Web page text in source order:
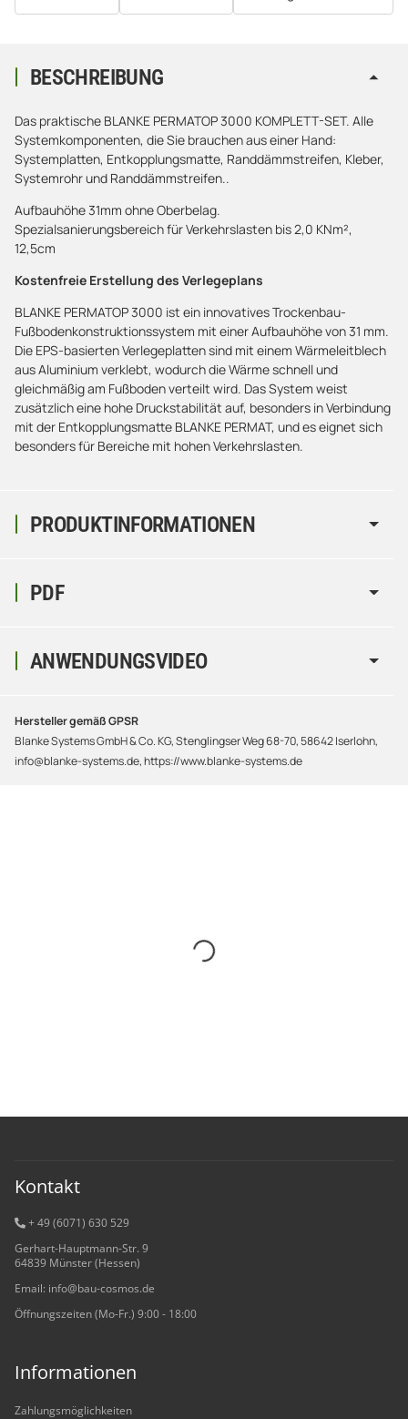
PRODUKTINFORMATIONEN
BESCHREIBUNG
Das praktische BLANKE PERMATOP 3000 KOMPLETT-SET. Alle
Systemkomponenten, die Sie brauchen aus einer Hand:
Systemplatten, Entkopplungsmatte, Randdämmstreifen, Kleber,
Systemrohr und Randdämmstreifen..
Aufbauhöhe 31mm ohne Oberbelag.
Spezialsanierungsbereich für Verkehrslasten bis 2,0 KNm²,
12,5cm
Kostenfreie Erstellung des Verlegeplans
BLANKE PERMATOP 3000 ist ein innovatives Trockenbau-
Fußbodenkonstruktionssystem mit einer Aufbauhöhe von 31 mm.
Die EPS-basierten Verlegeplatten sind mit einem Wärmeleitblech
aus Aluminium verklebt, wodurch die Wärme schnell und
gleichmäßig am Fußboden verteilt wird. Das System weist
zusätzlich eine hohe Druckstabilität auf, besonders in Verbindung
mit der Entkopplungsmatte BLANKE PERMAT, und es eignet sich
besonders für Bereiche mit hohen Verkehrslasten.
PDF
ANWENDUNGSVIDEO
Hersteller gemäß GPSR
Blanke Systems GmbH & Co. KG, Stenglingser Weg 68-70, 58642 Iserlohn,
info@blanke-systems.de, https://www.blanke-systems.de
Kontakt
+ 49 (6071) 630 529
Gerhart-Hauptmann-Str. 9
64839 Münster (Hessen)
Email: info@bau-cosmos.de
Öffnungszeiten (Mo-Fr.) 9:00 - 18:00
Informationen
Zahlungsmöglichkeiten